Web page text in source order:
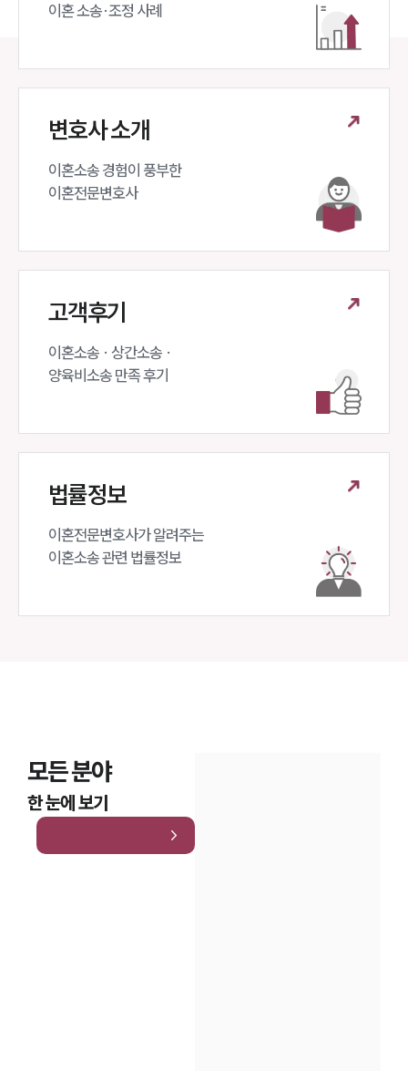
이혼 소송·조정 사례
변호사 소개
이혼소송 경험이 풍부한
이혼전문변호사
고객후기
이혼소송 · 상간소송 ·
양육비소송 만족 후기
법률정보
이혼전문변호사가 알려주는
이혼소송 관련 법률정보
모든 분야
한 눈에 보기